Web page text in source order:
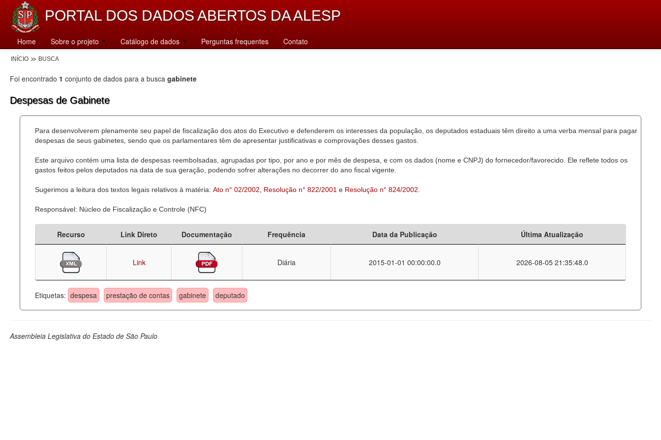
PORTAL DOS DADOS ABERTOS DA ALESP
Home Sobre o projeto Catálogo de dados Perguntas frequentes Contato
INÍCIO BUSCA
Foi encontrado 1 conjunto de dados para a busca gabinete
Despesas de Gabinete
Para desenvolverem plenamente seu papel de fiscalização dos atos do Executivo e defenderem os interesses da população, os deputados estaduais têm direito a uma verba mensal para pagar
despesas de seus gabinetes, sendo que os parlamentares têm de apresentar justificativas e comprovações desses gastos.
Este arquivo contém uma lista de despesas reembolsadas, agrupadas por tipo, por ano e por mês de despesa, e com os dados (nome e CNPJ) do fornecedor/favorecido. Ele reflete todos os
gastos feitos pelos deputados na data de sua geração, podendo sofrer alterações no decorrer do ano fiscal vigente.
Sugerimos a leitura dos textos legais relativos à matéria: Ato n° 02/2002 Resolução n° 822/2001 e Resolução n° 824/2002
Responsável: Núcleo de Fiscalização e Controle (NFC)
Recurso Link Direto Documentação Frequência Data da Publicação Última Atualização
Link Diária 2015-01-01 00:00:00.0 2026-08-05 21:35:48.0
Etiquetas: despesa prestação de contas gabinete deputado
Assembleia Legislativa do Estado de São Paulo